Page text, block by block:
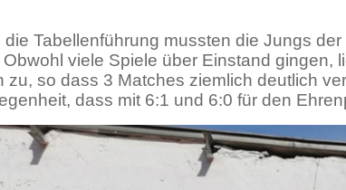
die Tabellenführung mussten die Jungs der
viele Spiele über Einstand gingen,
zu, so dass 3 Matches ziemlich deutlich
dass mit 6:1 und 6:0 für den